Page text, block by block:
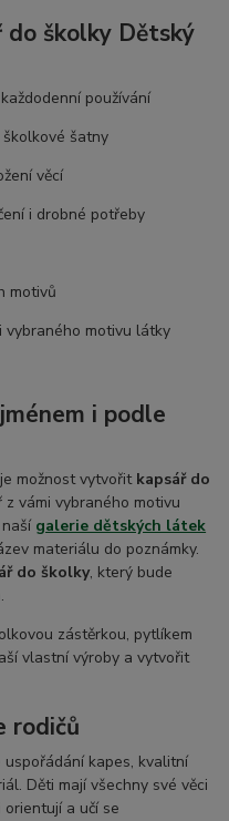
do školky Dětský
používání
šatny
věcí
i drobné potřeby
motivů
vybraného motivu látky
i podle
možnost vytvořit kapsář do
vámi vybraného motivu
galerie dětských látek
materiálu do poznámky.
do školky, který bude
zástěrkou, pytlíkem
vlastní výroby a vytvořit
rodičů
kapes, kvalitní
Děti mají všechny své věci
a učí se